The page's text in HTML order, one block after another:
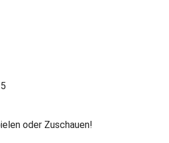
oder Zuschauen!